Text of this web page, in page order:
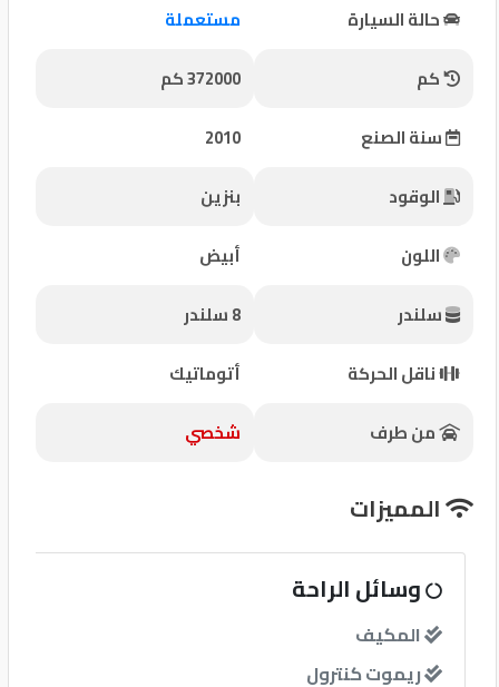
المعارض
الماركات
مطلوب
شركات
مميزة
إتصل
بنا
مزاد
كيو
نمبر
كيو
كارز
حالة السيارة
مستعملة
كم
372000 كم
سنة الصنع
2010
الوقود
بنزين
اللون
أبيض
سلندر
8 سلندر
ناقل الحركة
أتوماتيك
من طرف
شخصي
المميزات
وسائل الراحة
المكيف
ريموت كنترول